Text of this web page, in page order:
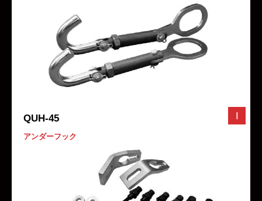
QUH-45
アンダーフック